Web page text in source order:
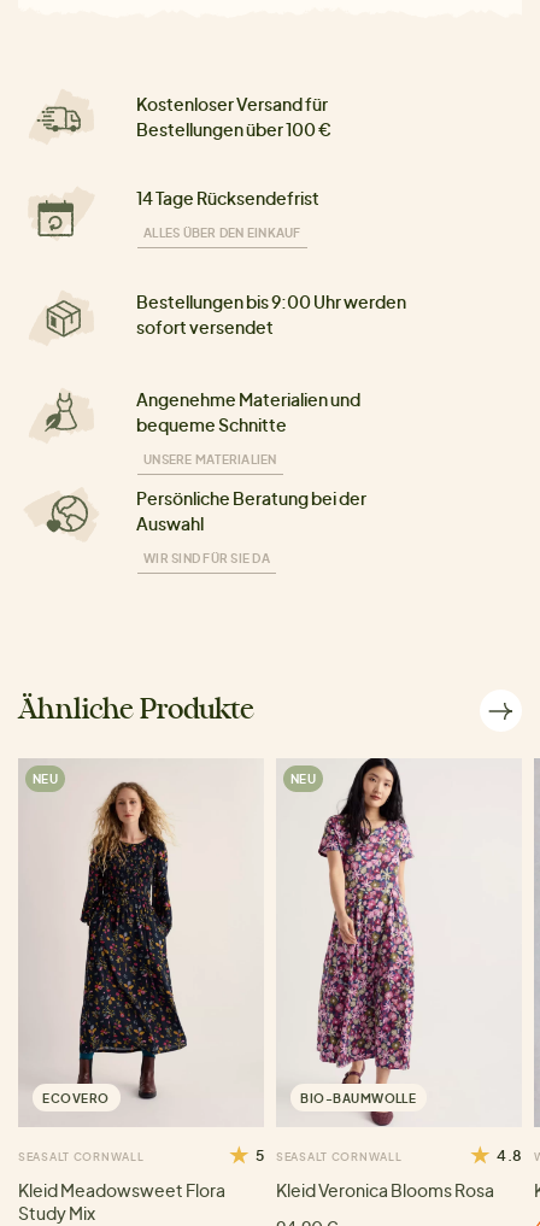
Kostenloser Versand für
Bestellungen über 100 €
14 Tage Rücksendefrist
ALLES ÜBER DEN EINKAUF
Bestellungen bis 9:00 Uhr werden
sofort versendet
Angenehme Materialien und
bequeme Schnitte
UNSERE MATERIALIEN
Persönliche Beratung bei der
Auswahl
WIR SIND FÜR SIE DA
Ähnliche Produkte
NEU
ECOVERO
SEASALT CORNWALL 5
Kleid Meadowsweet Flora
Study Mix
NEU
BIO-BAUMWOLLE
SEASALT CORNWALL 4.8
Kleid Veronica Blooms Rosa